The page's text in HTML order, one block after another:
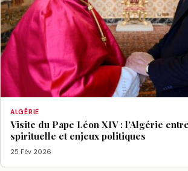
ALGÉRIE
Visite du Pape Léon XIV : l’Algérie
spirituelle et enjeux politiques
25 Fév 2026